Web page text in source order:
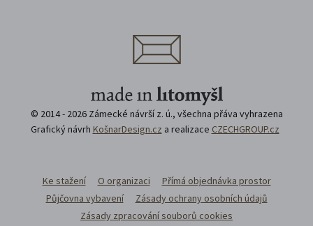
© 2014 - 2026 Zámecké návrší z. ú., všechna přáva vyhrazena
Grafický návrh KošnarDesign.cz a realizace CZECHGROUP.cz
Ke stažení O organizaci
Přímá objednávka prostor
Půjčovna vybavení
Zásady ochrany osobních údajů
Zásady zpracování souborů cookies